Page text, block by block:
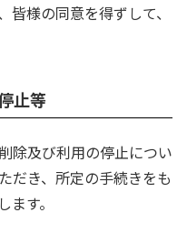
様の同意を得ずして、
止等
除及び利用の停止につい
だき、所定の手続きをも
す。